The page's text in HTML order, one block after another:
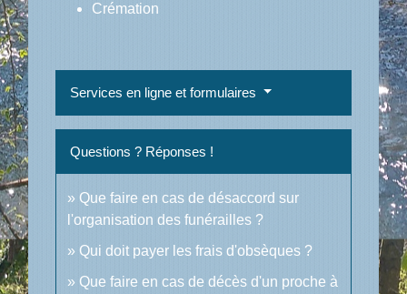
Crémation
Services en ligne et formulaires
Questions ? Réponses !
Que faire en cas de désaccord sur
l'organisation des funérailles ?
Qui doit payer les frais d'obsèques ?
Que faire en cas de décès d'un proche à